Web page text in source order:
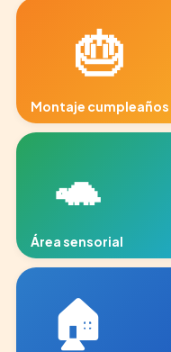
🎂
Montaje cumpleaños
area-juegos-2.jpg
🐢
Área sensorial
arenero.jpg
🏠